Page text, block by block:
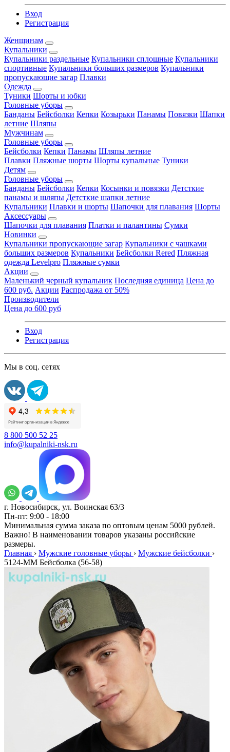
Вход
Регистрация
Женщинам
Купальники
Купальники раздельные Купальники сплошные Купальники
спортивные Купальники больших размеров Купальники
пропускающие загар Плавки
Одежда
Туники Шорты и юбки
Головные уборы
Банданы Бейсболки Кепки Козырьки Панамы Повязки Шапки
летние Шляпы
Мужчинам
Головные уборы
Бейсболки Кепки Панамы Шляпы летние
Плавки Пляжные шорты Шорты купальные Туники
Детям
Головные уборы
Банданы Бейсболки Кепки Косынки и повязки Детсткие
панамы и шляпы Детсткие шапки летние
Купальники Плавки и шорты Шапочки для плавания Шорты
Аксессуары
Шапочки для плавания Платки и палантины Сумки
Новинки
Купальники пропускающие загар Купальники с чашками
больших размеров Купальники Бейсболки Rered Пляжная
одежда Levelpro Пляжные сумки
Акции
Маленький черный купальник Последняя единица Цена до
600 руб. Акции Распродажа от 50%
Производители
Цена до 600 руб
Вход
Регистрация
Мы в соц. сетях
8 800 500 52 25
info@kupalniki-nsk.ru
г. Новосибирск, ул. Воинская 63/3
Пн-пт: 9:00 - 18:00
Минимальная сумма заказа по оптовым ценам 5000 рублей.
Важно! В наименовании товаров указаны российские
размеры.
Главная › Мужские головные уборы › Мужские бейсболки ›
5124-MM Бейсболка (56-58)